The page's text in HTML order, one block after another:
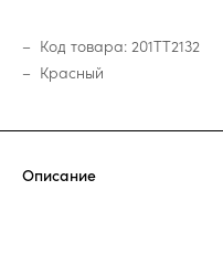
Код товара: 201TT2132
Красный
Описание